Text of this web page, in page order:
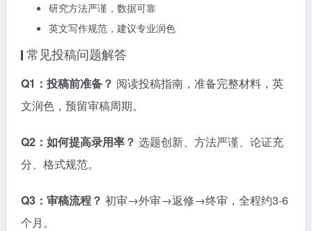
研究方法严谨，数据可靠
英文写作规范，建议专业润色
常见投稿问题解答
Q1：投稿前准备？ 阅读投稿指南，准备完整材料，英
文润色，预留审稿周期。
Q2：如何提高录用率？ 选题创新、方法严谨、论证充
分、格式规范。
Q3：审稿流程？ 初审→外审→返修→终审，全程约3-6
个月。